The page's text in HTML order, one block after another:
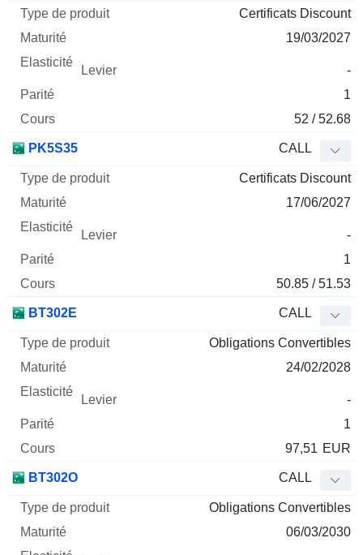
Certificats Discount
19/03/2027
-
1
52 / 52.68
PK5S35 CALL
Certificats Discount
17/06/2027
-
1
50.85 / 51.53
BT302E CALL
Obligations Convertibles
24/02/2028
-
1
97,51 EUR
BT302O CALL
Obligations Convertibles
06/03/2030